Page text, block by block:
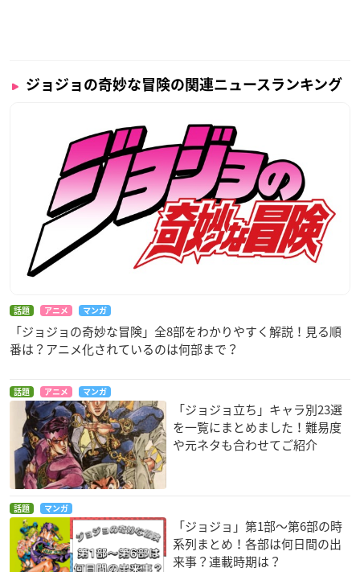
ジョジョの奇妙な冒険の関連ニュースランキング
話題 アニメ マンガ
「ジョジョの奇妙な冒険」全8部をわかりやすく解説！見る順
番は？アニメ化されているのは何部まで？
話題 アニメ マンガ
「ジョジョ立ち」キャラ別23選
を一覧にまとめました！難易度
や元ネタも合わせてご紹介
話題 マンガ
「ジョジョ」第1部〜第6部の時
系列まとめ！各部は何日間の出
来事？連載時期は？